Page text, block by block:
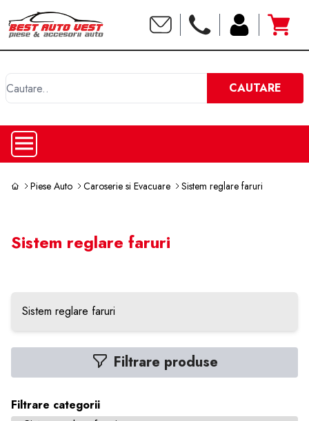
CAUTARE
Piese Auto Caroserie si Evacuare Sistem reglare faruri
Sistem reglare faruri
Sistem reglare faruri
Filtrare produse
Filtrare categorii